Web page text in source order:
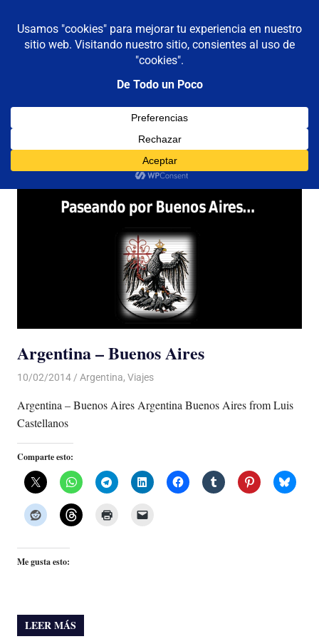
contenido
De todo un poco
Reflexiones,
Viajes
MENÚ
Categoría:Argentina
Argentina – Buenos Aires
10/02/2014 Luis Castellanos
Argentina, Viajes
Argentina – Buenos Aires Argentina Buenos Aires from Luis
Castellanos
Comparte esto:
Me gusta esto:
LEER MÁS